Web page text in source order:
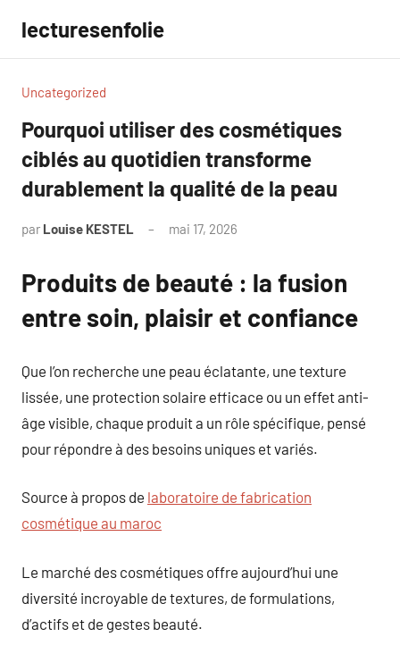
contenu
lecturesenfolie
Uncategorized
Pourquoi utiliser des cosmétiques
ciblés au quotidien transforme
durablement la qualité de la peau
par Louise KESTEL mai 17, 2026
Produits de beauté : la fusion
entre soin, plaisir et confiance
Que l’on recherche une peau éclatante, une texture
lissée, une protection solaire efficace ou un effet anti-
âge visible, chaque produit a un rôle spécifique, pensé
pour répondre à des besoins uniques et variés.
Source à propos de laboratoire de fabrication
cosmétique au maroc
Le marché des cosmétiques offre aujourd’hui une
diversité incroyable de textures, de formulations,
d’actifs et de gestes beauté.